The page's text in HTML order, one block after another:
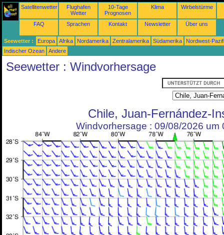
Satellitenwetter
Flughafen
Wetter
10-Tage
Prognosen
Klima Wirbelstürme
FAQ Sprachen Kontakt Newsletter Über uns
Seewetter : Europa Afrika Nordamerika Zentralamerika Südamerika
Nordwest-
Indischer Ozean
Andere
Seewetter : Windvorhersage
Chile, Juan-Fernández-
Windvorhersage : 09/08/2026 um